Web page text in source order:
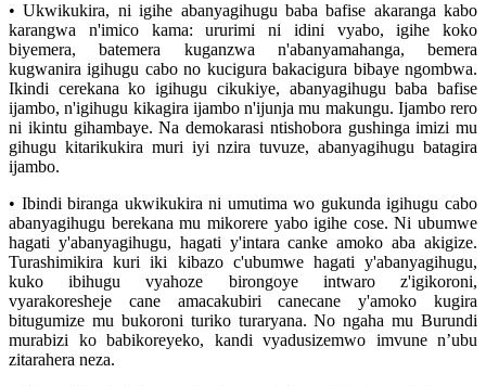
• Ukwikukira, ni igihe abanyagihugu baba bafise akaranga kabo
karangwa n'imico kama: ururimi ni idini vyabo, igihe koko
biyemera, batemera kuganzwa n'abanyamahanga, bemera
kugwanira igihugu cabo no kucigura bakacigura bibaye ngombwa.
Ikindi cerekana ko igihugu cikukiye, abanyagihugu baba bafise
ijambo, n'igihugu kikagira ijambo n'ijunja mu makungu. Ijambo rero
ni ikintu gihambaye. Na demokarasi ntishobora gushinga imizi mu
gihugu kitarikukira muri iyi nzira tuvuze, abanyagihugu batagira
ijambo.
• Ibindi biranga ukwikukira ni umutima wo gukunda igihugu cabo
abanyagihugu berekana mu mikorere yabo igihe cose. Ni ubumwe
hagati y'abanyagihugu, hagati y'intara canke amoko aba akigize.
Turashimikira kuri iki kibazo c'ubumwe hagati y'abanyagihugu,
kuko ibihugu vyahoze birongoye intwaro z'igikoroni,
vyarakoresheje cane amacakubiri canecane y'amoko kugira
bitugumize mu bukoroni turiko turaryana. No ngaha mu Burundi
murabizi ko babikoreyeko, kandi vyadusizemwo imvune n’ubu
zitarahera neza.